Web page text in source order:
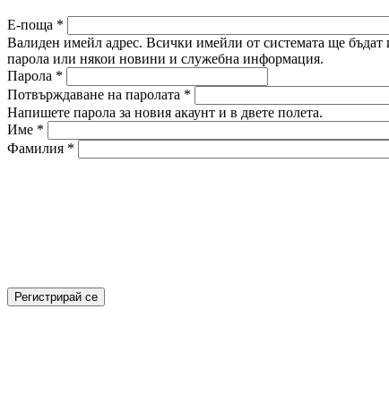
Е-поща *
Валиден имейл адрес. Всички имейли от системата ще
парола или някои новини и служебна информация.
Парола *
Потвърждаване на паролата *
Напишете парола за новия акаунт и в двете полета.
Име *
Фамилия *